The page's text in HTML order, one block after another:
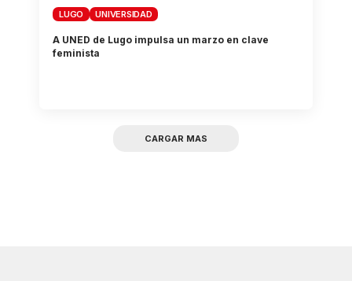
LUGO UNIVERSIDAD
A UNED de Lugo impulsa un marzo en clave
feminista
CARGAR MAS